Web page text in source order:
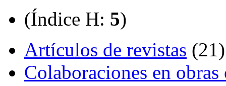
(Índice H: 5)
Artículos de revistas (21)
Colaboraciones en